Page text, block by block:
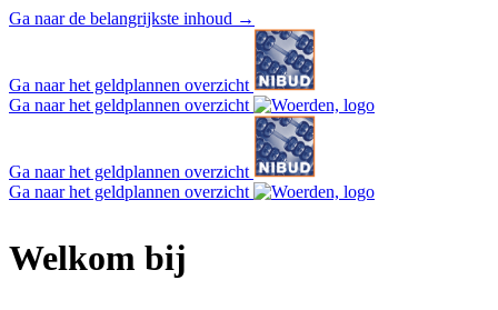
Ga naar de belangrijkste inhoud →
Ga naar het geldplannen overzicht
Ga naar het geldplannen overzicht
Ga naar het geldplannen overzicht
Ga naar het geldplannen overzicht
Welkom bij